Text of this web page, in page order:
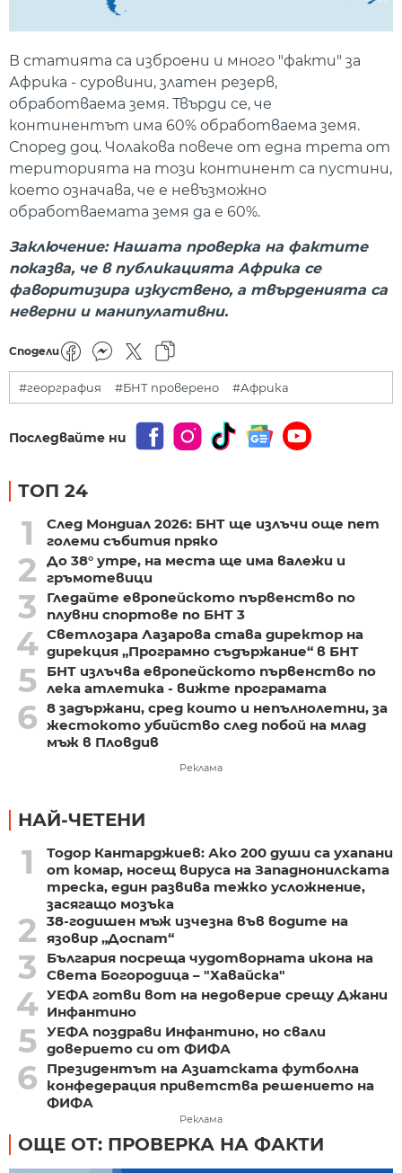
В статията са изброени и много "факти" за
Африка - суровини, златен резерв,
обработваема земя. Твърди се, че
континентът има 60% обработваема земя.
Според доц. Чолакова повече от една трета от
територията на този континент са пустини,
което означава, че е невъзможно
обработваемата земя да е 60%.
Заключение: Нашата проверка на фактите
показва, че в публикацията Африка се
фаворитизира изкуствено, а твърденията са
неверни и манипулативни.
Сподели
#георграфия #БНТ проверено #Африка
Последвайте ни
ТОП 24
1
След Мондиал 2026: БНТ ще излъчи още пет
големи събития пряко
2
До 38° утре, на места ще има валежи и
гръмотевици
3
Гледайте европейското първенство по
плувни спортове по БНТ 3
4 Светлозара Лазарова става директор на
дирекция „Програмно съдържание“ в БНТ
5
БНТ излъчва европейското първенство по
лека атлетика - вижте програмата
6 8 задържани, сред които и непълнолетни, за
жестокото убийство след побой на млад
мъж в Пловдив
Реклама
НАЙ-ЧЕТЕНИ
1
Тодор Кантарджиев: Ако 200 души са ухапани
от комар, носещ вируса на Западнонилската
треска, един развива тежко усложнение,
засягащо мозъка
2
38-годишен мъж изчезна във водите на
язовир „Доспат“
3
България посреща чудотворната икона на
Света Богородица – "Хавайска"
4 УЕФА готви вот на недоверие срещу Джани
Инфантино
5 УЕФА поздрави Инфантино, но свали
доверието си от ФИФА
6
Президентът на Азиатската футболна
конфедерация приветства решението на
ФИФА
Реклама
ОЩЕ ОТ: ПРОВЕРКА НА ФАКТИ